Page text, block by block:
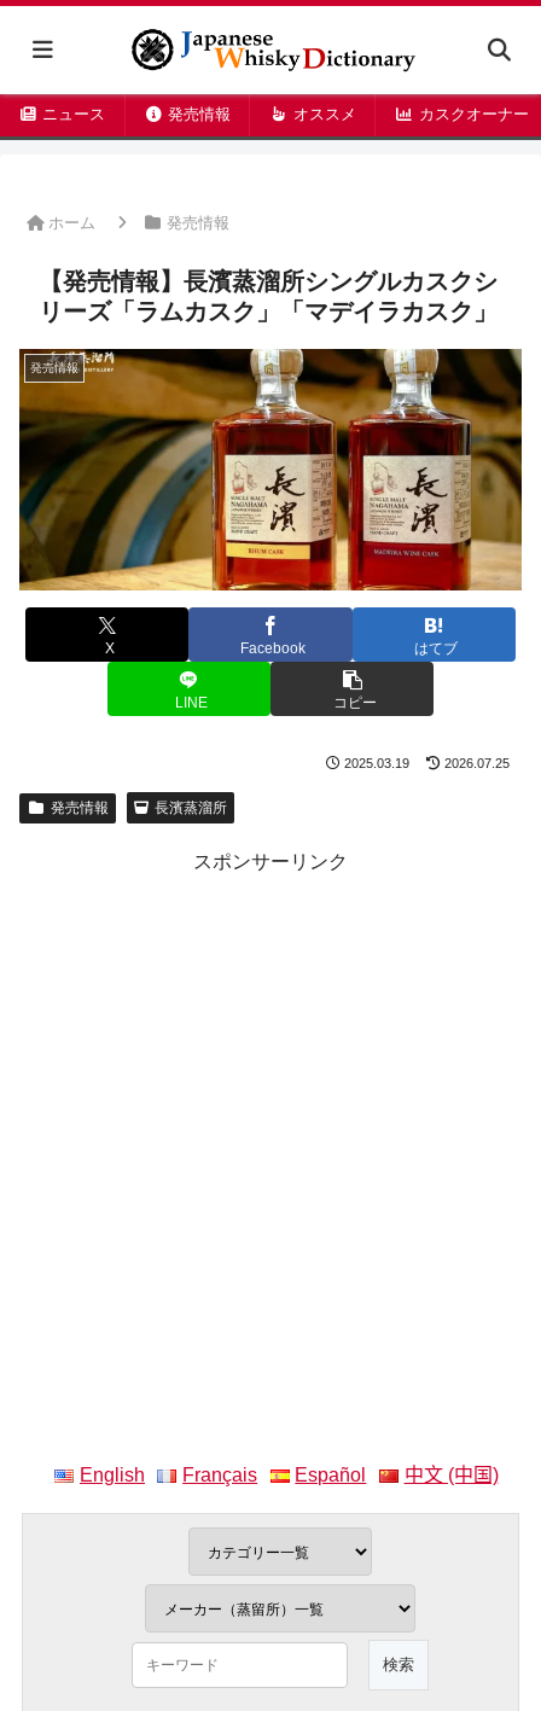
ニュース 発売情報 オススメ カスクオーナー
ホーム 発売情報
【発売情報】長濱蒸溜所シングルカスクシ
リーズ「ラムカスク」「マデイラカスク」
発売情報
X Facebook はてブ
LINE コピー
2025.03.19 2026.07.25
発売情報 長濱蒸溜所
スポンサーリンク
English Français Español 中文 (中国)